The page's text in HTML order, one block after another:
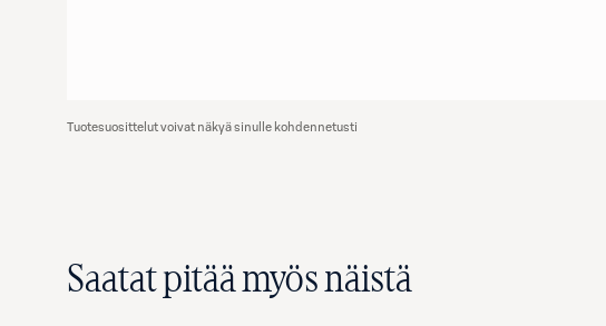
Tuotesuosittelut voivat näkyä sinulle kohdennetusti
Saatat pitää myös näistä